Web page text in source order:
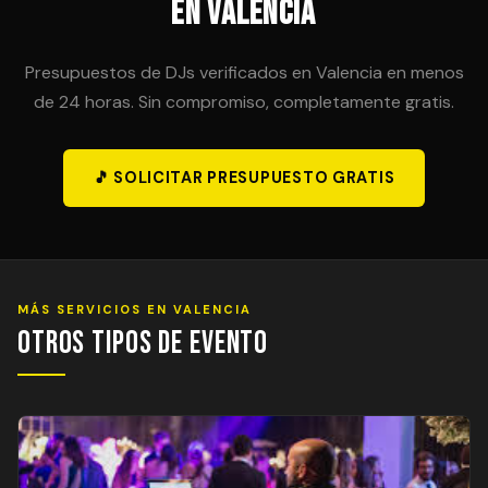
en Valencia
Presupuestos de DJs verificados en Valencia en menos
de 24 horas. Sin compromiso, completamente gratis.
🎵 SOLICITAR PRESUPUESTO GRATIS
MÁS SERVICIOS EN VALENCIA
Otros Tipos de Evento